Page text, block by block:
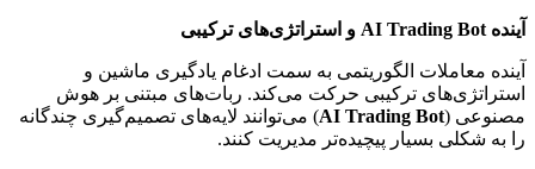
آینده AI Trading Bot و استراتژی‌های ترکیبی
آینده معاملات الگوریتمی به سمت ادغام یادگیری ماشین و
استراتژی‌های ترکیبی حرکت می‌کند. ربات‌های مبتنی بر هوش
مصنوعی (AI Trading Bot) می‌توانند لایه‌های تصمیم‌گیری چندگانه
را به شکلی بسیار پیچیده‌تر مدیریت کنند.